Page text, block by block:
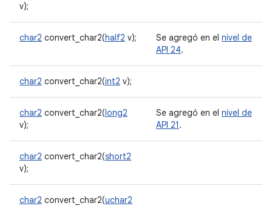
v);
char2 convert_char2(half2 v); Se agregó en el nivel de
API 24.
char2 convert_char2(int2 v);
char2 convert_char2(long2
v);
Se agregó en el nivel de
API 21.
char2 convert_char2(short2
v);
char2 convert_char2(uchar2